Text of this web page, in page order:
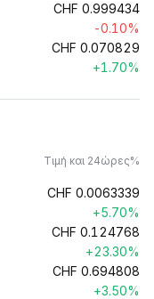
CHF 0.999434
-0.10%
CHF 0.070829
+1.70%
Τιμή και 24ώρες%
CHF 0.0063339
+5.70%
CHF 0.124768
+23.30%
CHF 0.694808
+3.50%